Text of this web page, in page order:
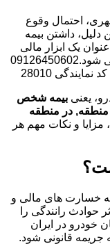
احتمال وقوع
داشتن بیمه
یک ابزار مالی
برای کاهش ریسک های احتمالی محسوب می شود.09126450602
28010
یعنی بیمه شخص
منطقه, در منطقه
مزایا و نکات مهم هر
خسارت های مالی و
رانندگی را
خودرو در ایران
جریمه قانونی شود.